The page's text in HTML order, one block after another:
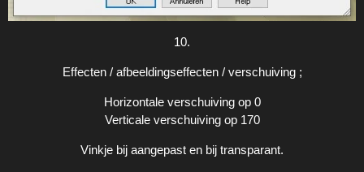
10.
Effecten / afbeeldingseffecten / verschuiving ;
Horizontale verschuiving op 0
Verticale verschuiving op 170
Vinkje bij aangepast en bij transparant.